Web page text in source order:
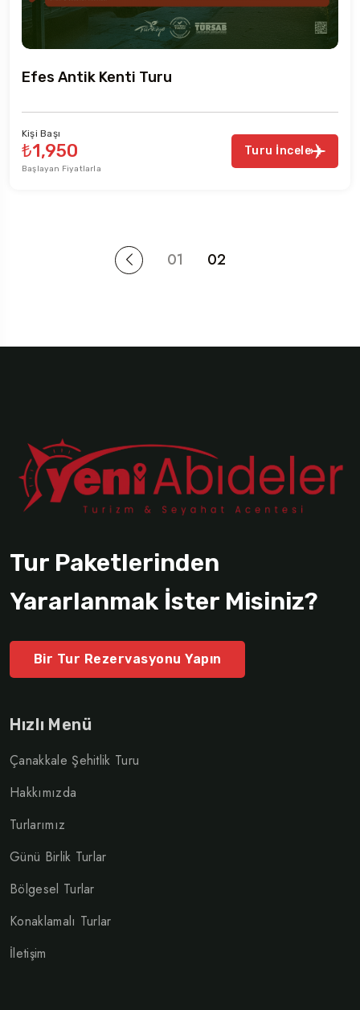
Efes Antik Kenti Turu
Kişi Başı
₺1,950
Başlayan Fiyatlarla
Turu İncele
01 02
Tur Paketlerinden
Yararlanmak İster Misiniz?
Bir Tur Rezervasyonu Yapın
Hızlı Menü
Çanakkale Şehitlik Turu
Hakkımızda
Turlarımız
Günü Birlik Turlar
Bölgesel Turlar
Konaklamalı Turlar
İletişim